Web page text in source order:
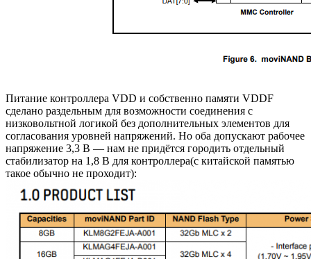
Питание контроллера VDD и собственно памяти VDDF
сделано раздельным для возможности соединения с
низковольтной логикой без дополнительных элементов для
согласования уровней напряжений. Но оба допускают рабочее
напряжение 3,3 В — нам не придётся городить отдельный
стабилизатор на 1,8 В для контроллера(с китайской памятью
такое обычно не проходит):